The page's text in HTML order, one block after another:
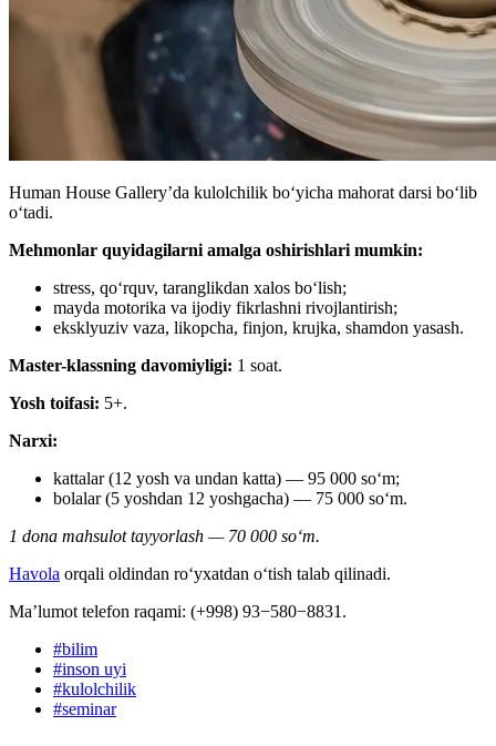
Human House Gallery’da kulolchilik boʻyicha mahorat darsi boʻlib
oʻtadi.
Mehmonlar quyidagilarni amalga oshirishlari mumkin:
stress, qoʻrquv, taranglikdan xalos boʻlish;
mayda motorika va ijodiy fikrlashni rivojlantirish;
eksklyuziv vaza, likopcha, finjon, krujka, shamdon yasash.
Master-klassning davomiyligi: 1 soat.
Yosh toifasi: 5+.
Narxi:
kattalar (12 yosh va undan katta) — 95 000 soʻm;
bolalar (5 yoshdan 12 yoshgacha) — 75 000 soʻm.
1 dona mahsulot tayyorlash — 70 000 soʻm.
Havola orqali oldindan roʻyxatdan oʻtish talab qilinadi.
Ma’lumot telefon raqami: (+998) 93−580−8831.
#bilim
#inson uyi
#kulolchilik
#seminar